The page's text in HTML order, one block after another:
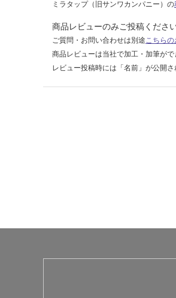
運賃表
賃
ミラタップ（旧サンワカンパニー）の
商品レビューのみご投稿ください
ご質問・お問い合わせは別途こちら
商品レビューは当社で加工・加筆が
レビュー投稿時には「名前」が公開